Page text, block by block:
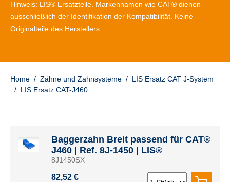
Hinweis: LIS® Ersatzteile. Markennamen wie CAT® dienen
ausschließlich der Identifikation der Kompatibilität. Keine
Originalteile des Herstellers.
Home / Zähne und Zahnsysteme / LIS Ersatz CAT J-System
/ LIS Ersatz CAT-J460
Baggerzahn Breit passend für CAT®
J460 | Ref. 8J-1450 | LIS®
8J1450SX
82,52 €